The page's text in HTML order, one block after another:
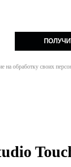
обработку своих